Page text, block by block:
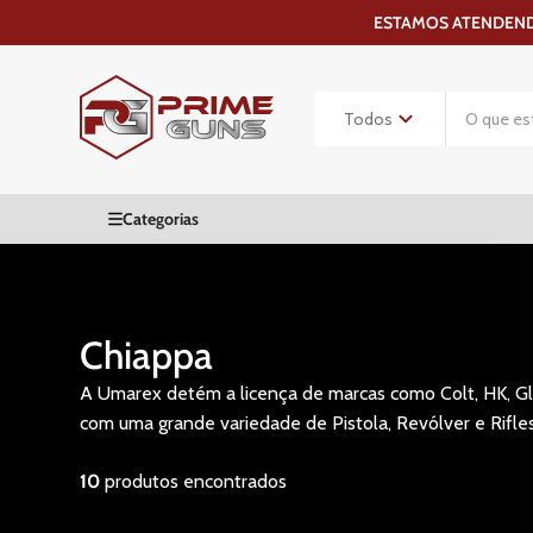
ESTAMOS
Chiappa
A Umarex detém a licença de marcas como Colt, HK,
com uma grande variedade de Pistola, Revólver e
10produtos